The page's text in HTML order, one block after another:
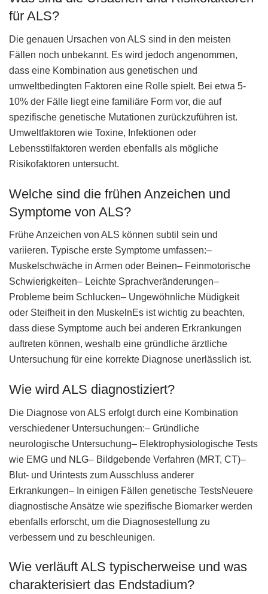
für ALS?
Die genauen Ursachen von ALS sind in den meisten
Fällen noch unbekannt. Es wird jedoch angenommen,
dass eine Kombination aus genetischen und
umweltbedingten Faktoren eine Rolle spielt. Bei etwa 5-
10% der Fälle liegt eine familiäre Form vor, die auf
spezifische genetische Mutationen zurückzuführen ist.
Umweltfaktoren wie Toxine, Infektionen oder
Lebensstilfaktoren werden ebenfalls als mögliche
Risikofaktoren untersucht.
Welche sind die frühen Anzeichen und
Symptome von ALS?
Frühe Anzeichen von ALS können subtil sein und
variieren. Typische erste Symptome umfassen:–
Muskelschwäche in Armen oder Beinen– Feinmotorische
Schwierigkeiten– Leichte Sprachveränderungen–
Probleme beim Schlucken– Ungewöhnliche Müdigkeit
oder Steifheit in den MuskelnEs ist wichtig zu beachten,
dass diese Symptome auch bei anderen Erkrankungen
auftreten können, weshalb eine gründliche ärztliche
Untersuchung für eine korrekte Diagnose unerlässlich ist.
Wie wird ALS diagnostiziert?
Die Diagnose von ALS erfolgt durch eine Kombination
verschiedener Untersuchungen:– Gründliche
neurologische Untersuchung– Elektrophysiologische Tests
wie EMG und NLG– Bildgebende Verfahren (MRT, CT)–
Blut- und Urintests zum Ausschluss anderer
Erkrankungen– In einigen Fällen genetische TestsNeuere
diagnostische Ansätze wie spezifische Biomarker werden
ebenfalls erforscht, um die Diagnosestellung zu
verbessern und zu beschleunigen.
Wie verläuft ALS typischerweise und was
charakterisiert das Endstadium?